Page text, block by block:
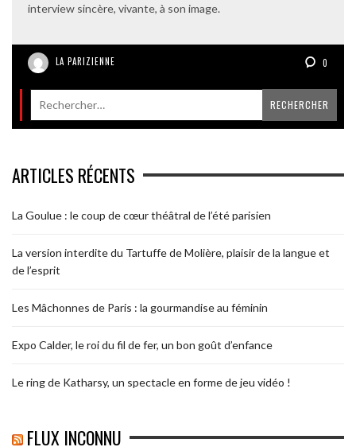
interview sincère, vivante, à son image.
LA PARIZIENNE 0
ARTICLES RÉCENTS
La Goulue : le coup de cœur théâtral de l’été parisien
La version interdite du Tartuffe de Molière, plaisir de la langue et
de l’esprit
Les Mâchonnes de Paris : la gourmandise au féminin
Expo Calder, le roi du fil de fer, un bon goût d’enfance
Le ring de Katharsy, un spectacle en forme de jeu vidéo !
FLUX INCONNU